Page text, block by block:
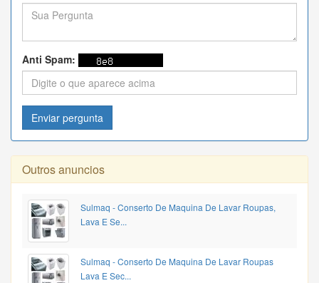
Anti Spam:
Enviar pergunta
Outros anuncios
Sulmaq - Conserto De Maquina De Lavar Roupas,
Lava E Se...
Sulmaq - Conserto De Maquina De Lavar Roupas
Lava E Sec...